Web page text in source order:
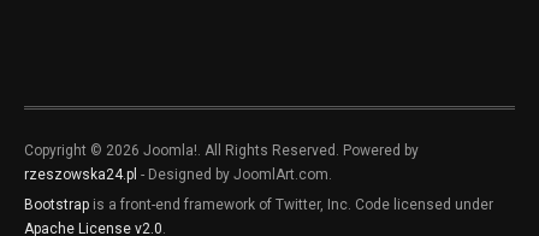
Copyright © 2026 Joomla!. All Rights Reserved. Powered by
rzeszowska24.pl - Designed by JoomlArt.com.
Bootstrap is a front-end framework of Twitter, Inc. Code licensed under
Apache License v2.0.